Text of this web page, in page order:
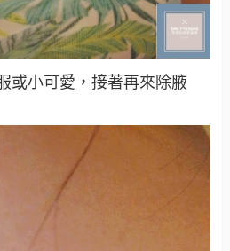
或小可愛，接著再來除腋